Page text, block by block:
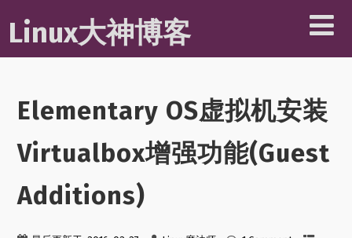
Linux大神博客
Elementary OS虚拟机安装
Virtualbox增强功能(Guest
Additions)